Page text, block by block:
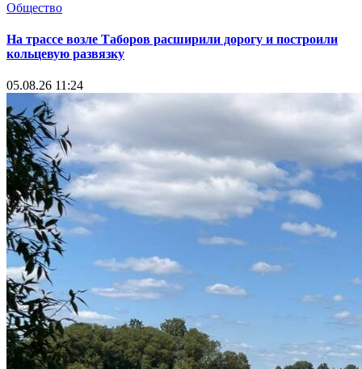
Общество
На трассе возле Таборов расширили дорогу и построили
кольцевую развязку
05.08.26 11:24